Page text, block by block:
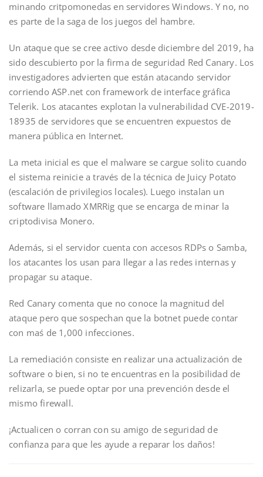
minando critpomonedas en servidores Windows. Y no, no
es parte de la saga de los juegos del hambre.
Un ataque que se cree activo desde diciembre del 2019, ha
sido descubierto por la firma de seguridad Red Canary. Los
investigadores advierten que están atacando servidor
corriendo ASP.net con framework de interface gráfica
Telerik. Los atacantes explotan la vulnerabilidad CVE-2019-
18935 de servidores que se encuentren expuestos de
manera pública en Internet.
La meta inicial es que el malware se cargue solito cuando
el sistema reinicie a través de la técnica de Juicy Potato
(escalación de privilegios locales). Luego instalan un
software llamado XMRRig que se encarga de minar la
criptodivisa Monero.
Además, si el servidor cuenta con accesos RDPs o Samba,
los atacantes los usan para llegar a las redes internas y
propagar su ataque.
Red Canary comenta que no conoce la magnitud del
ataque pero que sospechan que la botnet puede contar
con maś de 1,000 infecciones.
La remediación consiste en realizar una actualización de
software o bien, si no te encuentras en la posibilidad de
relizarla, se puede optar por una prevención desde el
mismo firewall.
¡Actualicen o corran con su amigo de seguridad de
confianza para que les ayude a reparar los daños!